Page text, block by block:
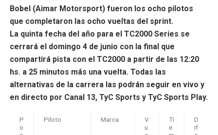
Bobel (Aimar Motorsport) fueron los ocho pilotos
que completaron las ocho vueltas del sprint.
La quinta fecha del año para el TC2000 Series se
cerrará el domingo 4 de junio con la final que
compartirá pista con el TC2000 a partir de las 12:20
hs. a 25 minutos más una vuelta. Todas las
alternativas de la carrera las podrán seguir en vivo y
en directo por Canal 13, TyC Sports y TyC Sports Play.
P
o
Piloto Marca
V
u
Ti
e
D
if